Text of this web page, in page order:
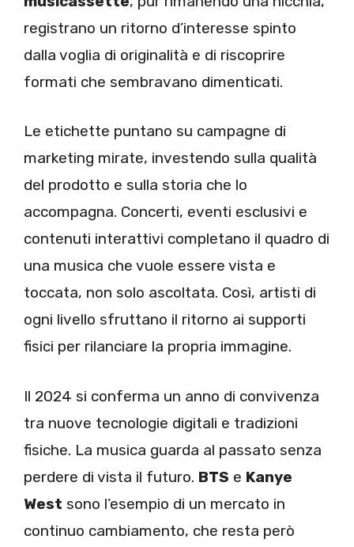
registrano un ritorno d’interesse spinto
dalla voglia di originalità e di riscoprire
formati che sembravano dimenticati.
Le etichette puntano su campagne di
marketing mirate, investendo sulla qualità
del prodotto e sulla storia che lo
accompagna. Concerti, eventi esclusivi e
contenuti interattivi completano il quadro di
una musica che vuole essere vista e
toccata, non solo ascoltata. Così, artisti di
ogni livello sfruttano il ritorno ai supporti
fisici per rilanciare la propria immagine.
Il 2024 si conferma un anno di convivenza
tra nuove tecnologie digitali e tradizioni
fisiche. La musica guarda al passato senza
perdere di vista il futuro. BTS e Kanye
West sono l’esempio di un mercato in
continuo cambiamento, che resta però